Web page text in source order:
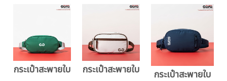
กระเป๋าสะพายใบ กระเป๋าสะพายใบ กระเป๋าสะพายใบ